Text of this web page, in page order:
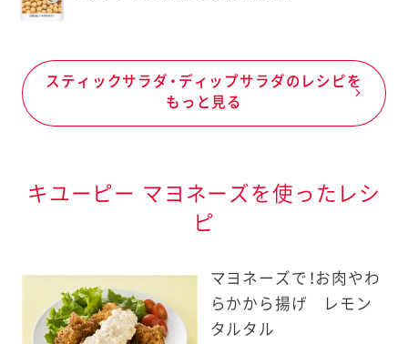
スティックサラダ・ディップサラダのレシピを
もっと見る
キユーピー マヨネーズを使ったレシ
ピ
マヨネーズで！お肉やわ
らかから揚げ レモン
タルタル